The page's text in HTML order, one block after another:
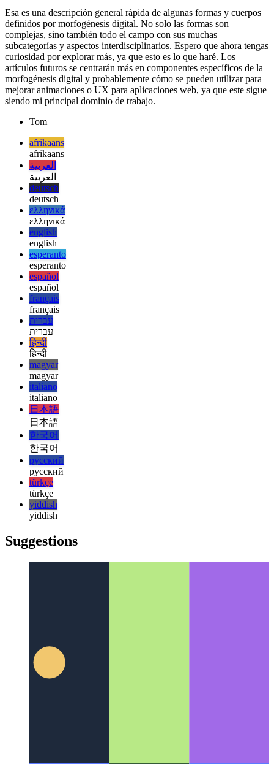
français
français
עברית
עברית
हिन्दी
हिन्दी
magyar
magyar
italiano
日本語
日本語
한국어
한국어
русский
русский
türkçe
türkçe
yiddish
yiddish
Suggestions